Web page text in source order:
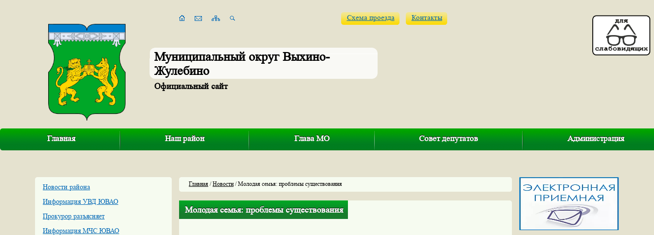
Муниципальный округ Выхино-
Жулебино
Официальный сайт
Схема проезда Контакты
Главная Наш район Глава МО Совет депутатов Администрация
Новости района
Информация УВД ЮВАО
Прокурор разъясняет
Информация МЧС ЮВАО
Главная /Новости/ Молодая семья: проблемы существования
Молодая семья: проблемы существования